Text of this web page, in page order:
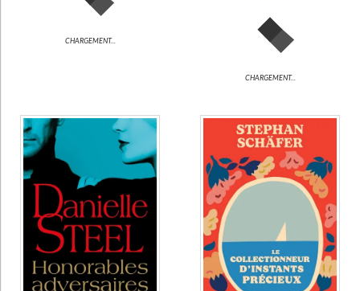
CHARGEMENT...
CHARGEMENT...